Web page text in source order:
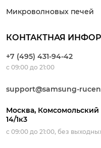
Микроволновых печей
КОНТАКТНАЯ
+7 (495) 431-94-42
с 09:00 до 21:00
support@samsung-
Москва, Комсомольский
14/1к3
с 09:00 до 21:00, без